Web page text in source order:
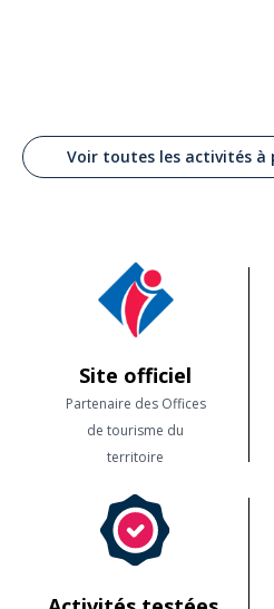
Voir toutes les activités à
Site officiel
Partenaire des Offices
de tourisme du
territoire